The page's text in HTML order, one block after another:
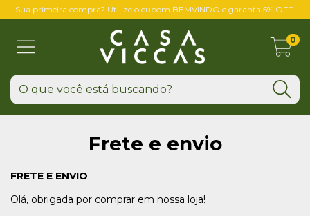
Sua primeira compra? Utilize o cupom BEMVINDO e garanta 5% OFF.
0
Frete e envio
FRETE E ENVIO
Olá, obrigada por comprar em nossa loja!